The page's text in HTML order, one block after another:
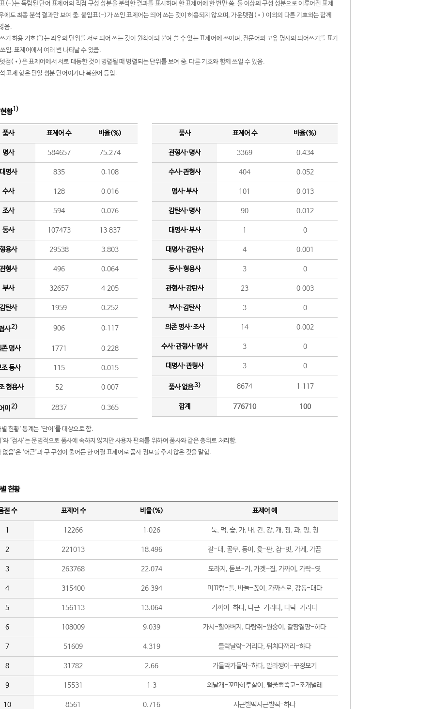
(-)는 독립된 단어 표제어의 직접 구성 성분을 분석한 결과를 표시하며 한 표제어에 한 번만 씀. 둘 이상의 구성 성분으로 이루어진 표제
에도 최종 분석 결과만 보여 줌. 붙임표(-)가 쓰인 표제어는 띄어 쓰는 것이 허용되지 않으며, 가운뎃점(•) 이외의 다른 기호와는 함께
음.
기 허용 기호(^)는 좌우의 단위를 서로 띄어 쓰는 것이 원칙이되 붙여 쓸 수 있는 표제어에 쓰이며, 전문어와 고유 명사의 띄어쓰기를 표기
임. 표제어에서 여러 번 나타날 수 있음.
점(•)은 표제어에서 서로 대등한 것이 병렬될 때 병렬되는 단위를 보여 줌. 다른 기호와 함께 쓰일 수 있음.
표제 항은 단일 성분 단어이거나 북한어 등임.
황1)
품사 표제어 수 비율(%)
명사 584657 75.274
명사 835 0.108
수사 128 0.016
조사 594 0.076
동사 107473 13.837
용사 29538 3.803
형사 496 0.064
부사 32657 4.205
탄사 1959 0.252
사2) 906 0.117
존 명사 1771 0.228
조 동사 115 0.015
형용사 52 0.007
미 2) 2837 0.365
품사 표제어 수 비율(%)
관형사·명사 3369 0.434
수사·관형사 404 0.052
명사·부사 101 0.013
감탄사·명사 90 0.012
대명사·부사 1 0
대명사·감탄사 4 0.001
동사·형용사 3 0
관형사·감탄사 23 0.003
부사·감탄사 3 0
의존 명사·조사 14 0.002
수사·관형사·명사 3 0
대명사·관형사 3 0
품사 없음3) 8674 1.117
합계 776710 100
현황' 통계는 '단어'를 대상으로 함.
와 ‘접사’는 문법적으로 품사에 속하지 않지만 사용자 편의를 위하여 품사와 같은 층위로 처리함.
없음’은 ‘어근’과 구 구성이 줄어든 한 어절 표제어로 품사 정보를 주지 않은 것을 말함.
현황
절 수 표제어 수 비율(%) 표제어 예
1 12266 1.026 둑, 먹, 숯, 가, 내, 간, 강, 개, 광, 과, 명, 청
2 221013 18.496 갈-대, 골무, 동이, 윷-판, 참-빗, 가게, 가끔
3 263768 22.074 도라지, 돋보-기, 가겟-집, 가까이, 가락-엿
4 315400 26.394 미끄럼-틀, 바늘-꽂이, 가까스로, 강동-대다
5 156113 13.064 가까이-하다, 나근-거리다, 타닥-거리다
6 108009 9.039 가시-할아버지, 다람쥐-원숭이, 갈팡질팡-하다
7 51609 4.319 들락날락-거리다, 뒤치다꺼리-하다
8 31782 2.66 가들막가들막-하다, 말라깽이-꾸정모기
9 15531 1.3 외날개-꼬마하루살이, 털줄뾰족코-조개벌레
10 8561 0.716 시근벌떡시근벌떡-하다